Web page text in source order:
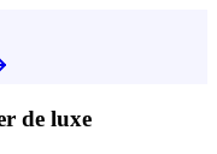
de luxe